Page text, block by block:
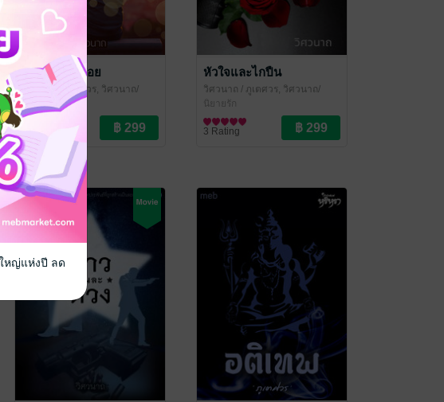
เทพบุตรก้นซอย
วิศวนาถ
/ ภูเตศวร, วิศวนาถ/
สำนักพิมพ์หริหรา
นิยายรัก
No Rating
หัวใจและไกปืน
วิศวนาถ / ภูเตศวร, วิศวนาถ/
สำนักพิมพ์หริหรา
นิยายรัก
3 Rating
หญ่แห่งปี ลด